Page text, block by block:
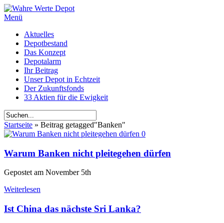
Menü
Aktuelles
Depotbestand
Das Konzept
Depotalarm
Ihr Beitrag
Unser Depot in Echtzeit
Der Zukunftsfonds
33 Aktien für die Ewigkeit
Startseite » Beitrag getagged"Banken"
0
Warum Banken nicht pleitegehen dürfen
Gepostet am November 5th
Weiterlesen
Ist China das nächste Sri Lanka?